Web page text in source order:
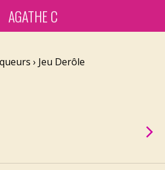
AGATHE C
› Jeu Derôle